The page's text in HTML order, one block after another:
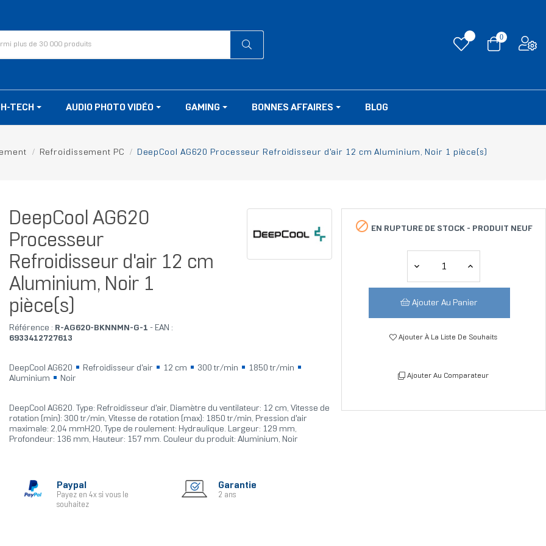
0
TECH AUDIO PHOTO VIDÉO GAMING BONNES AFFAIRES BLOG
Refroidissement PC DeepCool AG620 Processeur Refroidisseur d'air 12 cm Aluminium, Noir 1 pièce(s)
DeepCool AG620
Processeur
Refroidisseur d'air 12 cm
Aluminium, Noir 1
pièce(s)
Référence : R-AG620-BKNNMN-G-1 - EAN :
6933412727613
DeepCool AG620 Refroidisseur d'air 12 cm 300 tr/min
1850 tr/min
Aluminium
Noir
DeepCool AG620. Type: Refroidisseur d'air, Diamètre du ventilateur: 12 cm, Vitesse de
rotation (min): 300 tr/min, Vitesse de rotation (max): 1850 tr/min, Pression d'air
maximale: 2,04 mmH2O, Type de roulement: Hydraulique. Largeur: 129 mm,
Profondeur: 136 mm, Hauteur: 157 mm. Couleur du produit: Aluminium, Noir
Paypal
Payez en 4x si vous le
souhaitez
Garantie
2 ans
 EN RUPTURE DE STOCK - PRODUIT NEUF
Ajouter Au Panier
Ajouter À La Liste De Souhaits
Ajouter Au Comparateur